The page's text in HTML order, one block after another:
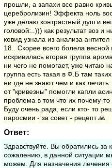
прошли, а запахи все равно
церебролизин! Эффекта ноль
уже делаю контрастный душ и
головой:..))) как результат воз
ковид узнала из анализа
18.. Скорее всего болела
искривилась вторая группа
ни чего не помогает, уже читаю
группа есть такая в Ф.Б там
ни где не знают чем и как
от "кривезны" помогли капли
проблема в том что их почему-то
Буду очень рада, если кто- то
паросмии - за совет - рецепт 🙏
Ответ:
Здравствуйте. Вы обратились за
сожалению, в данной ситуации
можем. Для назначения